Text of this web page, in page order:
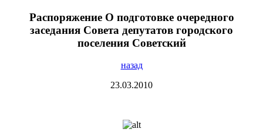
Распоряжение О подготовке очередного
заседания Совета депутатов городского
поселения Советский
назад
23.03.2010